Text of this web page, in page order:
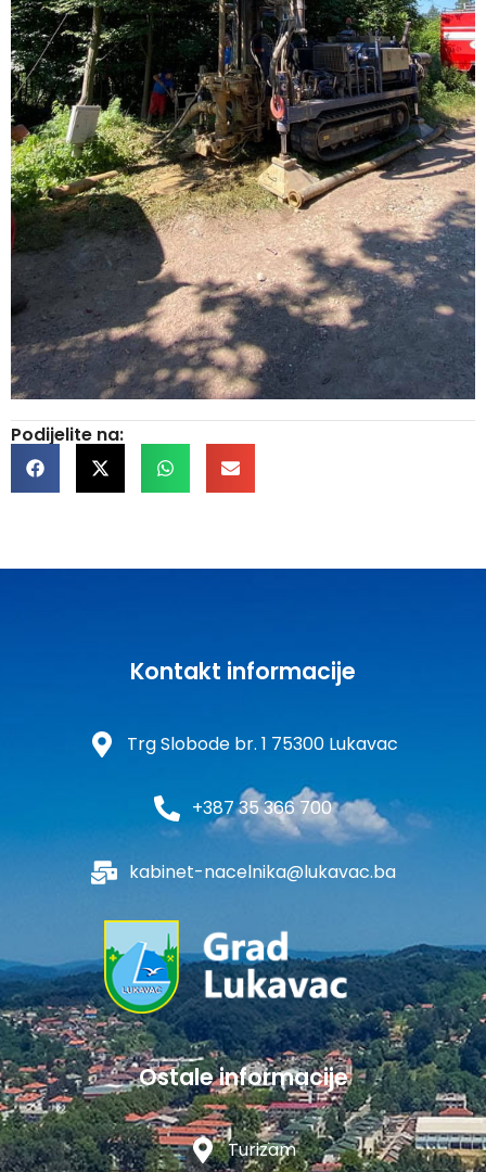
Podijelite na:
Kontakt informacije
Trg Slobode br. 1 75300 Lukavac
+387 35 366 700
kabinet-nacelnika@lukavac.ba
Ostale informacije
Turizam